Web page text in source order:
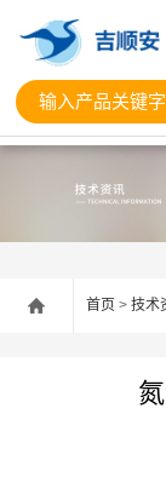
首页 > 技术